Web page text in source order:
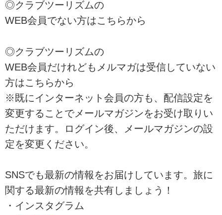
園、樹空の森、ふもとっぱら）、
富士山すそ野ぐるり一周ウォーク
◎クラブツーリズムの
WEB会員でない方はこちらから
◎クラブツーリズムの
WEB会員だけれどもメルマガは受信していない
方はこちらから
※既にインターネット会員の方も、配信設定を
変更することでメールマガジンをお受け取りい
ただけます。ログイン後、メールマガジンの設
定を変更ください。
SNSでも最新の情報をお届けしています。旅に
関する最新の情報を共有しましょう！
・インスタグラム